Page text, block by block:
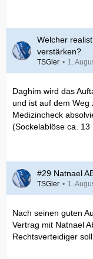
Welcher
verstärken?
TSGler 1.
Daghim wird das
und ist auf dem Weg
Medizincheck
(Sockelablöse ca. 13
#29 Natnael
TSGler 1.
Nach seinen guten
Vertrag mit Natnael
Rechtsverteidiger